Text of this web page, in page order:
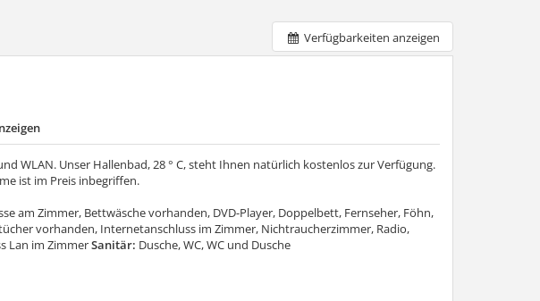
Verfügbarkeiten anzeigen
WLAN. Unser Hallenbad, 28 ° C, steht Ihnen natürlich kostenlos zur Verfügung.
ist im Preis inbegriffen.
am Zimmer, Bettwäsche vorhanden, DVD-Player, Doppelbett, Fernseher, Föhn,
vorhanden, Internetanschluss im Zimmer, Nichtraucherzimmer, Radio,
Lan im ZimmerSanitär: Dusche, WC, WC und Dusche